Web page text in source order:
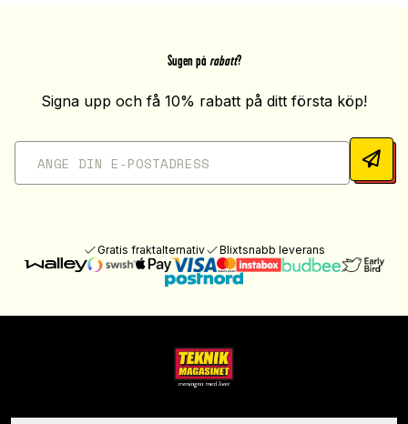
Sugen på rabatt?
Signa upp och få 10% rabatt på ditt första köp!
Gratis fraktalternativ Blixtsnabb leverans